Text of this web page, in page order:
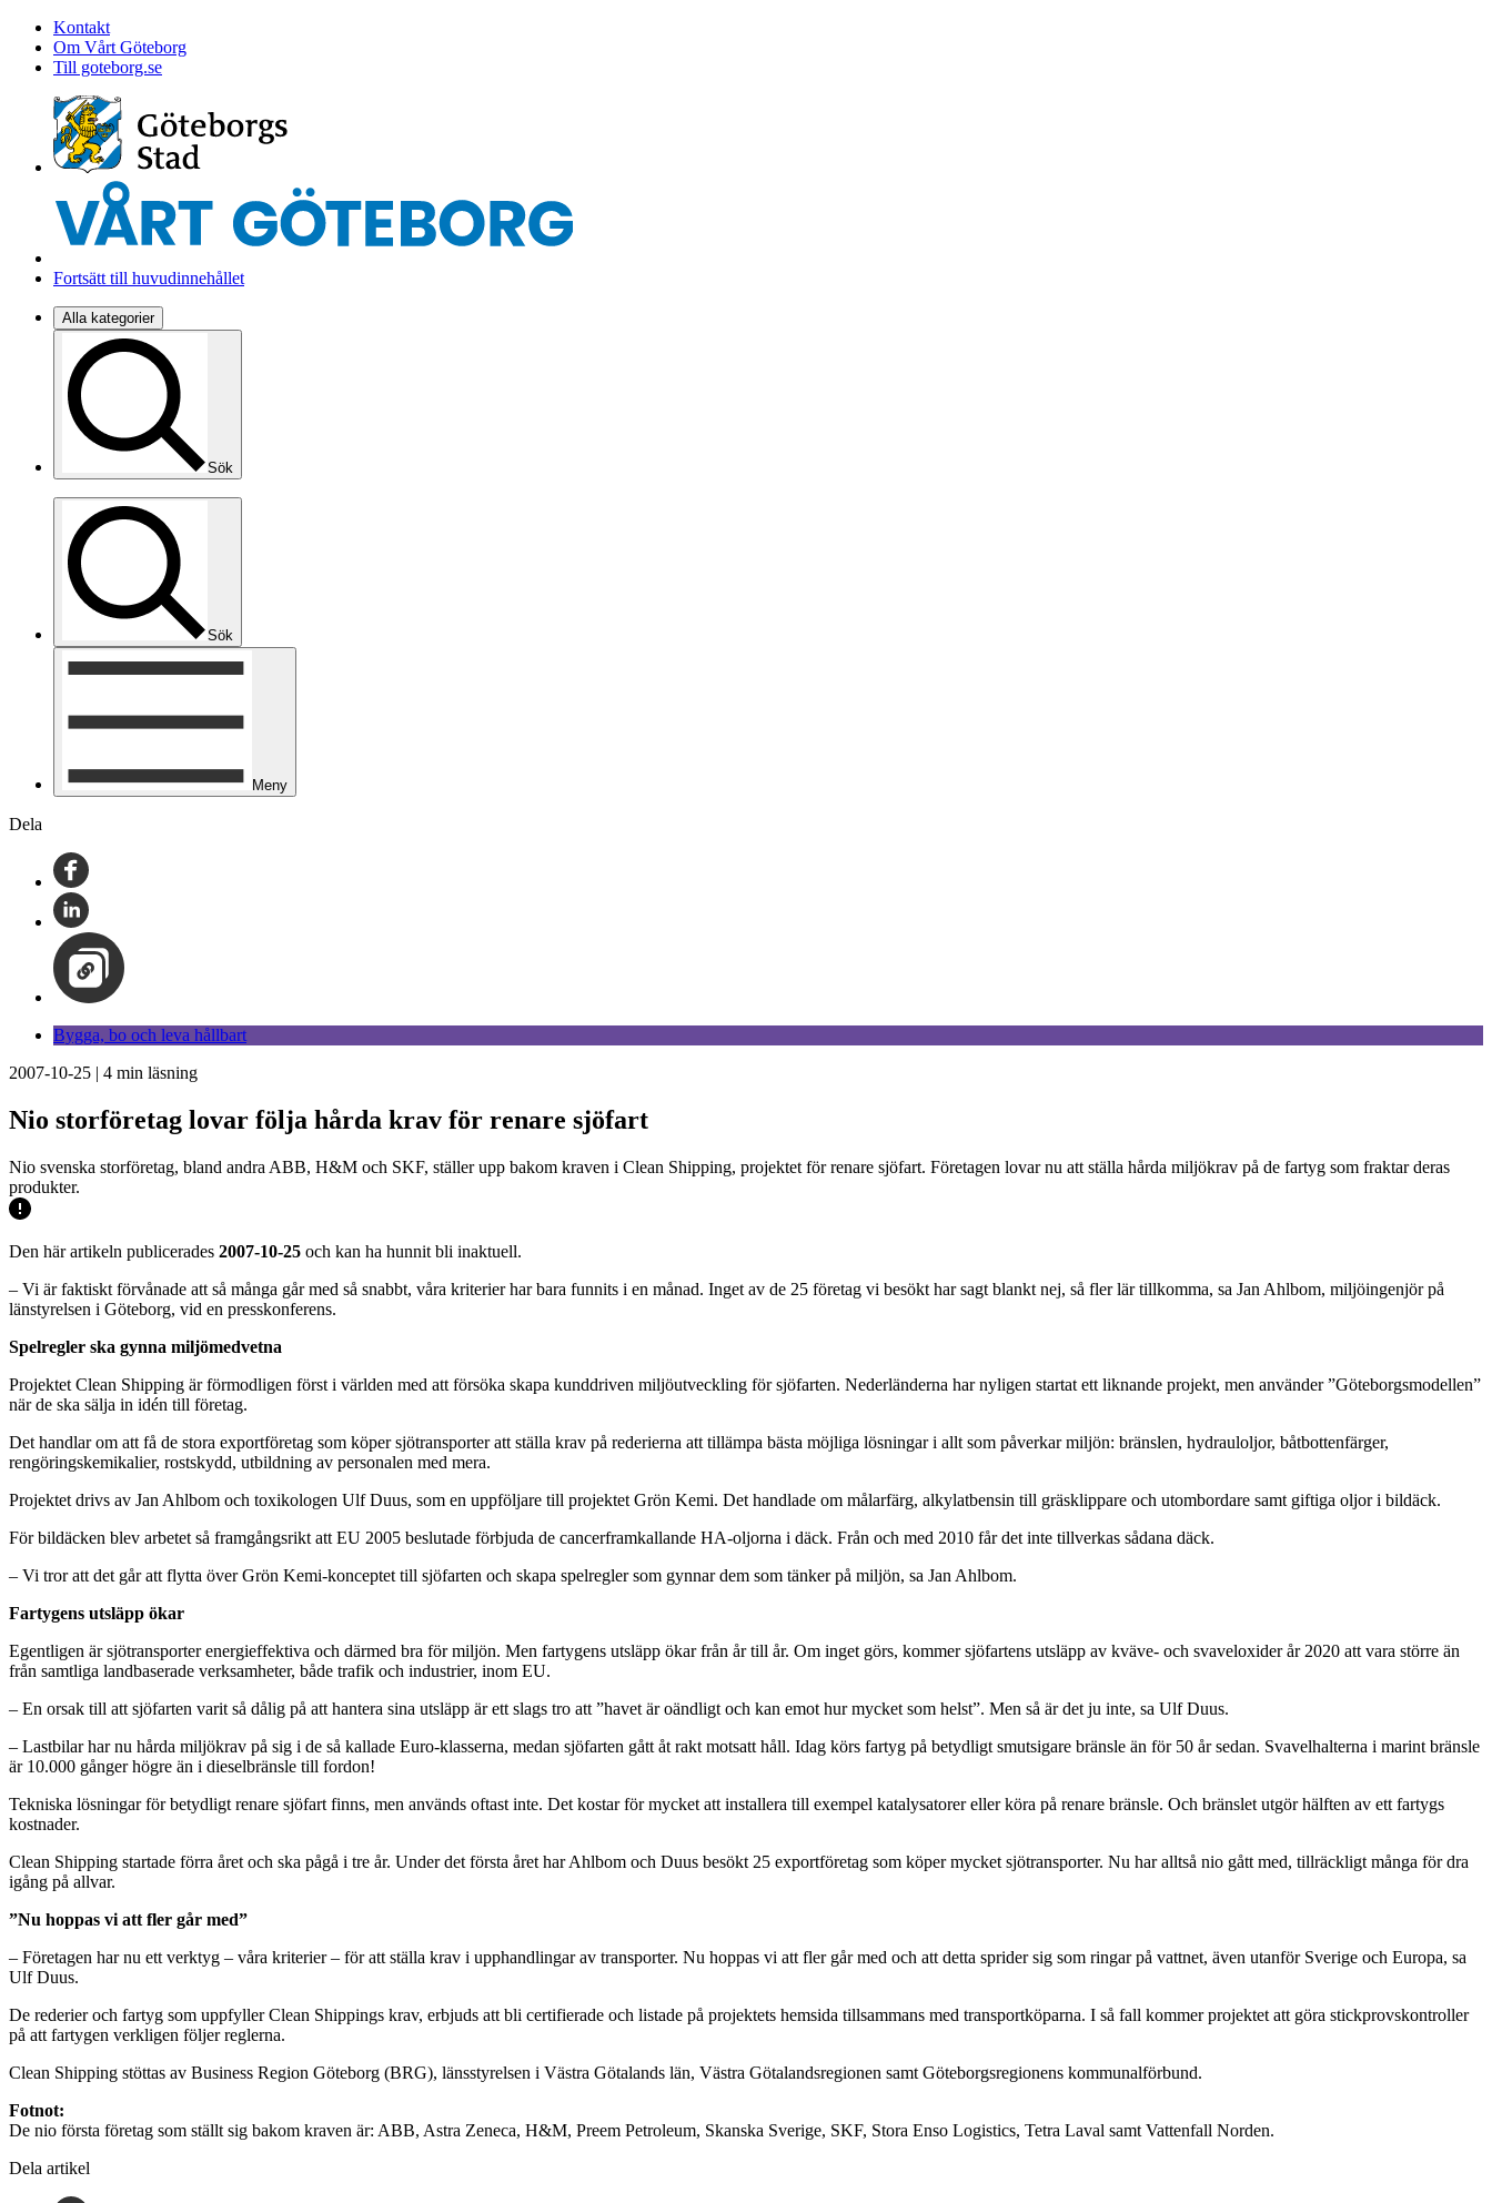
Kontakt
Om Vårt Göteborg
Till goteborg.se
Fortsätt till huvudinnehållet
Alla kategorier
Sök
Sök
Meny
Dela
Bygga, bo och leva hållbart
2007-10-25 | 4 min läsning
Nio storföretag lovar följa hårda krav för renare sjöfart
Nio svenska storföretag, bland andra ABB, H&M och SKF, ställer upp bakom kraven i Clean Shipping, projektet för renare sjöfart. Företagen lovar nu att ställa hårda miljökrav på de fartyg som fraktar deras
produkter.
Den här artikeln publicerades 2007-10-25 och kan ha hunnit bli inaktuell.
– Vi är faktiskt förvånade att så många går med så snabbt, våra kriterier har bara funnits i en månad. Inget av de 25 företag vi besökt har sagt blankt nej, så fler lär tillkomma, sa Jan Ahlbom, miljöingenjör på
länstyrelsen i Göteborg, vid en presskonferens.
Spelregler ska gynna miljömedvetna
Projektet Clean Shipping är förmodligen först i världen med att försöka skapa kunddriven miljöutveckling för sjöfarten. Nederländerna har nyligen startat ett liknande projekt, men använder ”Göteborgsmodellen”
när de ska sälja in idén till företag.
Det handlar om att få de stora exportföretag som köper sjötransporter att ställa krav på rederierna att tillämpa bästa möjliga lösningar i allt som påverkar miljön: bränslen, hydrauloljor, båtbottenfärger,
rengöringskemikalier, rostskydd, utbildning av personalen med mera.
Projektet drivs av Jan Ahlbom och toxikologen Ulf Duus, som en uppföljare till projektet Grön Kemi. Det handlade om målarfärg, alkylatbensin till gräsklippare och utombordare samt giftiga oljor i bildäck.
För bildäcken blev arbetet så framgångsrikt att EU 2005 beslutade förbjuda de cancerframkallande HA-oljorna i däck. Från och med 2010 får det inte tillverkas sådana däck.
– Vi tror att det går att flytta över Grön Kemi-konceptet till sjöfarten och skapa spelregler som gynnar dem som tänker på miljön, sa Jan Ahlbom.
Fartygens utsläpp ökar
Egentligen är sjötransporter energieffektiva och därmed bra för miljön. Men fartygens utsläpp ökar från år till år. Om inget görs, kommer sjöfartens utsläpp av kväve- och svaveloxider år 2020 att vara större än
från samtliga landbaserade verksamheter, både trafik och industrier, inom EU.
– En orsak till att sjöfarten varit så dålig på att hantera sina utsläpp är ett slags tro att ”havet är oändligt och kan emot hur mycket som helst”. Men så är det ju inte, sa Ulf Duus.
– Lastbilar har nu hårda miljökrav på sig i de så kallade Euro-klasserna, medan sjöfarten gått åt rakt motsatt håll. Idag körs fartyg på betydligt smutsigare bränsle än för 50 år sedan. Svavelhalterna i marint bränsle
är 10.000 gånger högre än i dieselbränsle till fordon!
Tekniska lösningar för betydligt renare sjöfart finns, men används oftast inte. Det kostar för mycket att installera till exempel katalysatorer eller köra på renare bränsle. Och bränslet utgör hälften av ett fartygs
kostnader.
Clean Shipping startade förra året och ska pågå i tre år. Under det första året har Ahlbom och Duus besökt 25 exportföretag som köper mycket sjötransporter. Nu har alltså nio gått med, tillräckligt många för dra
igång på allvar.
”Nu hoppas vi att fler går med”
– Företagen har nu ett verktyg – våra kriterier – för att ställa krav i upphandlingar av transporter. Nu hoppas vi att fler går med och att detta sprider sig som ringar på vattnet, även utanför Sverige och Europa, sa
Ulf Duus.
De rederier och fartyg som uppfyller Clean Shippings krav, erbjuds att bli certifierade och listade på projektets hemsida tillsammans med transportköparna. I så fall kommer projektet att göra stickprovskontroller
på att fartygen verkligen följer reglerna.
Clean Shipping stöttas av Business Region Göteborg (BRG), länsstyrelsen i Västra Götalands län, Västra Götalandsregionen samt Göteborgsregionens kommunalförbund.
Fotnot:
De nio första företag som ställt sig bakom kraven är: ABB, Astra Zeneca, H&M, Preem Petroleum, Skanska Sverige, SKF, Stora Enso Logistics, Tetra Laval samt Vattenfall Norden.
Dela artikel